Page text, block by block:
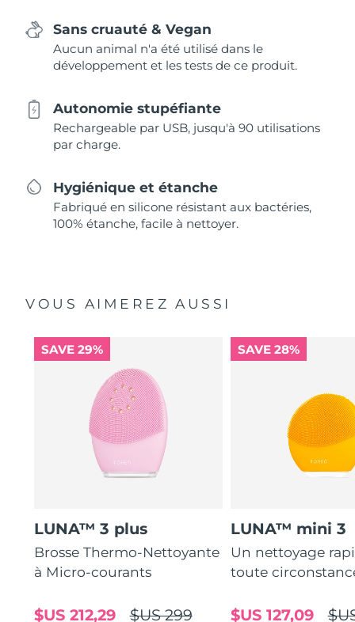
Sans cruauté & Vegan
Aucun animal n'a été utilisé dans le
développement et les tests de ce produit.
Autonomie stupéfiante
Rechargeable par USB, jusqu'à 90 utilisations
par charge.
Hygiénique et étanche
Fabriqué en silicone résistant aux bactéries,
100% étanche, facile à nettoyer.
VOUS AIMEREZ AUSSI
SAVE 29%
LUNA™ 3 plus
Brosse Thermo-Nettoyante
à Micro-courants
$US 299
$US 212,29
SAVE 28%
LUNA™ mini 3
Un nettoyage
toute
$US 127,09